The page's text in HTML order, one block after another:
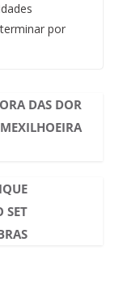
por
DAS DOR
SET